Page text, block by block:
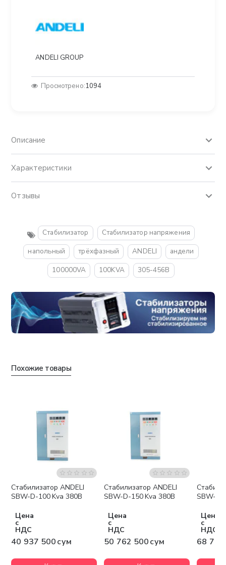
ANDELI GROUP
Просмотрено:1094
Описание
Характеристики
Отзывы
Стабилизатор
Стабилизатор напряжения
напольный
трёхфазный ANDELI
андели
100000VA
100KVA 305-456В
Похожие товары
Бесплатная доставка
Стабилизатор ANDELI
SBW-D-100 Kva 380В
Цена
с
НДС
40 937 500 сум
Бесплатная доставка
Стабилизатор ANDELI
SBW-D-150 Kva 380В
Цена
с
НДС
50 762 500 сум
SBW-D-
Цена
с
НДС
68 775